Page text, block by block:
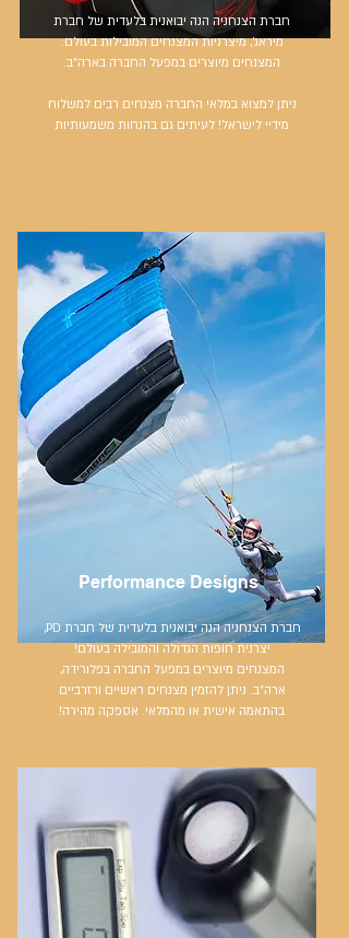
חברת הצנחניה הנה יבואנית בלעדית של חברת
מיראג', מיצרניות המצנחים המובילות בעולם.
המצנחים מיוצרים במפעל החברה בארה"ב.
ניתן למצוא במלאי החברה מצנחים רבים למשלוח
מידיי לישראל! לעיתים גם בהנחות משמעותיות
Performance Designs
חברת הצנחניה הנה יבואנית בלעדית של חברת PD,
יצרנית חופות הגדולה והמובילה בעולם!
המצנחים מיוצרים במפעל החברה בפלורידה,
ארה"ב. ניתן להזמין מצנחים ראשיים ורזרביים
בהתאמה אישית או מהמלאי. אספקה מהירה!